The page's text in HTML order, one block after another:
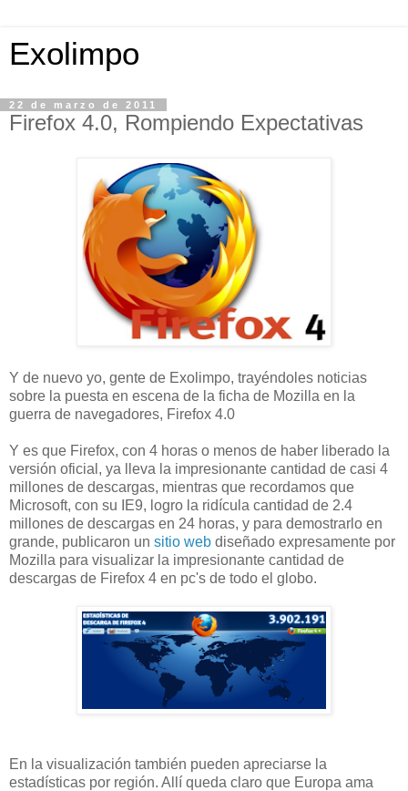
Exolimpo
22 de marzo de 2011
Firefox 4.0, Rompiendo Expectativas
Y de nuevo yo, gente de Exolimpo, trayéndoles noticias
sobre la puesta en escena de la ficha de Mozilla en la
guerra de navegadores, Firefox 4.0
Y es que Firefox, con 4 horas o menos de haber liberado la
versión oficial, ya lleva la impresionante cantidad de casi 4
millones de descargas, mientras que recordamos que
Microsoft, con su IE9, logro la ridícula cantidad de 2.4
millones de descargas en 24 horas, y para demostrarlo en
grande, publicaron un sitio web diseñado expresamente por
Mozilla para visualizar la impresionante cantidad de
descargas de Firefox 4 en pc's de todo el globo.
En la visualización también pueden apreciarse la
estadísticas por región. Allí queda claro que Europa ama